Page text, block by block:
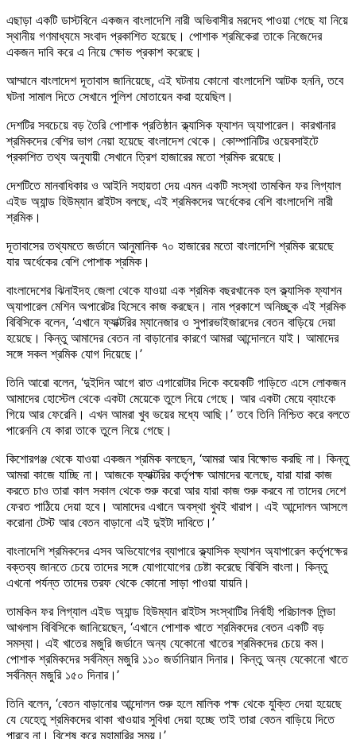
এছাড়া একটি ডাস্টবিনে একজন বাংলাদেশি নারী অভিবাসীর মরদেহ পাওয়া গেছে যা নিয়ে
স্থানীয় গণমাধ্যমে সংবাদ প্রকাশিত হয়েছে। পোশাক শ্রমিকেরা তাকে নিজেদের
একজন দাবি করে এ নিয়ে ক্ষোভ প্রকাশ করেছে।
আম্মানে বাংলাদেশ দূতাবাস জানিয়েছে, এই ঘটনায় কোনো বাংলাদেশি আটক হননি, তবে
ঘটনা সামাল দিতে সেখানে পুলিশ মোতায়েন করা হয়েছিল।
দেশটির সবচেয়ে বড় তৈরি পোশাক প্রতিষ্ঠান ক্ল্যাসিক ফ্যাশন অ্যাপারেল। কারখানার
শ্রমিকদের বেশির ভাগ নেয়া হয়েছে বাংলাদেশ থেকে। কোম্পানিটির ওয়েবসাইটে
প্রকাশিত তথ্য অনুযায়ী সেখানে ত্রিশ হাজারের মতো শ্রমিক রয়েছে।
দেশটিতে মানবাধিকার ও আইনি সহায়তা দেয় এমন একটি সংস্থা তামকিন ফর লিগ্যাল
এইড অ্যান্ড হিউম্যান রাইটস বলছে, এই শ্রমিকদের অর্ধেকের বেশি বাংলাদেশি নারী
শ্রমিক।
দূতাবাসের তথ্যমতে জর্ডানে আনুমানিক ৭০ হাজারের মতো বাংলাদেশি শ্রমিক রয়েছে
যার অর্ধেকের বেশি পোশাক শ্রমিক।
বাংলাদেশের ঝিনাইদহ জেলা থেকে যাওয়া এক শ্রমিক বছরখানেক হল ক্ল্যাসিক ফ্যাশন
অ্যাপারেল মেশিন অপারেটর হিসেবে কাজ করছেন। নাম প্রকাশে অনিচ্ছুক এই শ্রমিক
বিবিসিকে বলেন, ‘এখানে ফ্যাক্টরির ম্যানেজার ও সুপারভাইজারদের বেতন বাড়িয়ে দেয়া
হয়েছে। কিন্তু আমাদের বেতন না বাড়ানোর কারণে আমরা আন্দোলনে যাই। আমাদের
সঙ্গে সকল শ্রমিক যোগ দিয়েছে।’
তিনি আরো বলেন, ‘দুইদিন আগে রাত এগারোটার দিকে কয়েকটি গাড়িতে এসে লোকজন
আমাদের হোস্টেল থেকে একটা মেয়েকে তুলে নিয়ে গেছে। আর একটা মেয়ে ব্যাংকে
গিয়ে আর ফেরেনি। এখন আমরা খুব ভয়ের মধ্যে আছি।’ তবে তিনি নিশ্চিত করে বলতে
পারেননি যে কারা তাকে তুলে নিয়ে গেছে।
কিশোরগঞ্জ থেকে যাওয়া একজন শ্রমিক বলছেন, ‘আমরা আর বিক্ষোভ করছি না। কিন্তু
আমরা কাজে যাচ্ছি না। আজকে ফ্যাক্টরির কর্তৃপক্ষ আমাদের বলেছে, যারা যারা কাজ
করতে চাও তারা কাল সকাল থেকে শুরু করো আর যারা কাজ শুরু করবে না তাদের দেশে
ফেরত পাঠিয়ে দেয়া হবে। আমাদের এখানে অবস্থা খুবই খারাপ। এই আন্দোলন আসলে
করোনা টেস্ট আর বেতন বাড়ানো এই দুইটা দাবিতে।’
বাংলাদেশি শ্রমিকদের এসব অভিযোগের ব্যাপারে ক্ল্যাসিক ফ্যাশন অ্যাপারেল কর্তৃপক্ষের
বক্তব্য জানতে চেয়ে তাদের সঙ্গে যোগাযোগের চেষ্টা করেছে বিবিসি বাংলা। কিন্তু
এখনো পর্যন্ত তাদের তরফ থেকে কোনো সাড়া পাওয়া যায়নি।
তামকিন ফর লিগ্যাল এইড অ্যান্ড হিউম্যান রাইটস সংস্থাটির নির্বাহী পরিচালক লিন্ডা
আখলাস বিবিসিকে জানিয়েছেন, ‘এখানে পোশাক খাতে শ্রমিকদের বেতন একটি বড়
সমস্যা। এই খাতের মজুরি জর্ডানে অন্য যেকোনো খাতের শ্রমিকদের চেয়ে কম।
পোশাক শ্রমিকদের সর্বনিম্ন মজুরি ১১০ জর্ডানিয়ান দিনার। কিন্তু অন্য যেকোনো খাতে
সর্বনিম্ন মজুরি ১৫০ দিনার।’
তিনি বলেন, ‘বেতন বাড়ানোর আন্দোলন শুরু হলে মালিক পক্ষ থেকে যুক্তি দেয়া হয়েছে
যে যেহেতু শ্রমিকদের থাকা খাওয়ার সুবিধা দেয়া হচ্ছে তাই তারা বেতন বাড়িয়ে দিতে
পারবে না। বিশেষ করে মহামারির সময়।’